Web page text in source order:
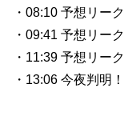
・08:10 予想リー
・09:41 予想リー
・11:39 予想リー
・13:06 今夜判明！